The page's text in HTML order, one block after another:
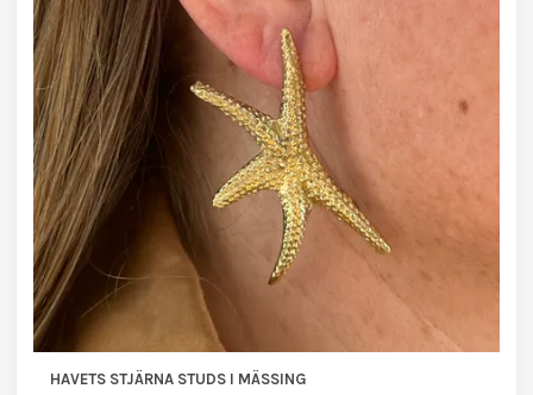
HAVETS STJÄRNA STUDS I MÄSSING